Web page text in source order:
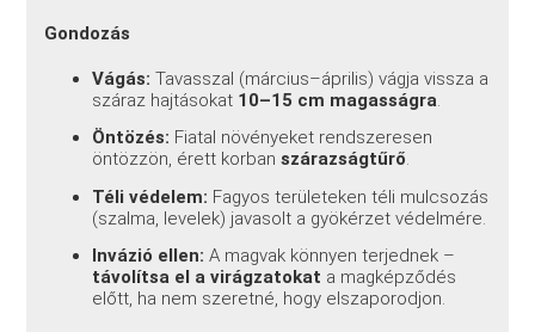
Gondozás
Vágás: Tavasszal (március–április) vágja vissza a
száraz hajtásokat 10–15 cm magasságra.
Öntözés: Fiatal növényeket rendszeresen
öntözzön, érett korbanszárazságtűrő.
Téli védelem: Fagyos területeken téli mulcsozás
(szalma, levelek) javasolt a gyökérzet védelmére.
Invázió ellen: A magvak könnyen terjednek –
távolítsa el a virágzatokat a magképződés
előtt, ha nem szeretné, hogy elszaporodjon.